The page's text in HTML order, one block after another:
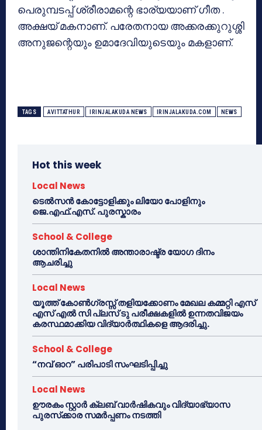
പെരുമ്പടപ്പ് ശ്രീരാമന്റെ ഭാര്യയാണ് ഗീത .
അക്ഷയ് മകനാണ്. പരേതനായ അക്കരക്കുറുശ്ശി
അനുജന്റെയും ഉമാദേവിയുടെയും മകളാണ്.
TAGS AVITTATHUR IRINJALAKUDA NEWS IRINJALAKUDA.COM NEWS
Hot this week
Local News
ടെൽസൻ കോട്ടോളിക്കും ലിയോ പോളിനും
ജെ.എഫ്.എസ്. പുരസ്കാരം
School & College
ശാന്തിനികേതനിൽ അന്താരാഷ്ട്ര യോഗ ദിനം
ആചരിച്ചു
Local News
യൂത്ത് കോൺഗ്രസ്സ് തളിയക്കോണം മേഖല കമ്മറ്റി എസ്
എസ് എൽ സി പ്ലസ് ടു പരീക്ഷകളിൽ ഉന്നതവിജയം
കരസ്ഥമാക്കിയ വിദ്യാർത്ഥികളെ ആദരിച്ചു.
School & College
“നവ് ഓറ” പരിപാടി സംഘടിപ്പിച്ചു
Local News
ഊരകം സ്റ്റാർ ക്ലബ് വാർഷികവും വിദ്യാഭ്യാസ
പുരസ്‌ക്കാര സമർപ്പണം നടത്തി